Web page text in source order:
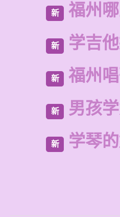
新 福州
新 学吉
新 福州
新 男孩
新 学琴